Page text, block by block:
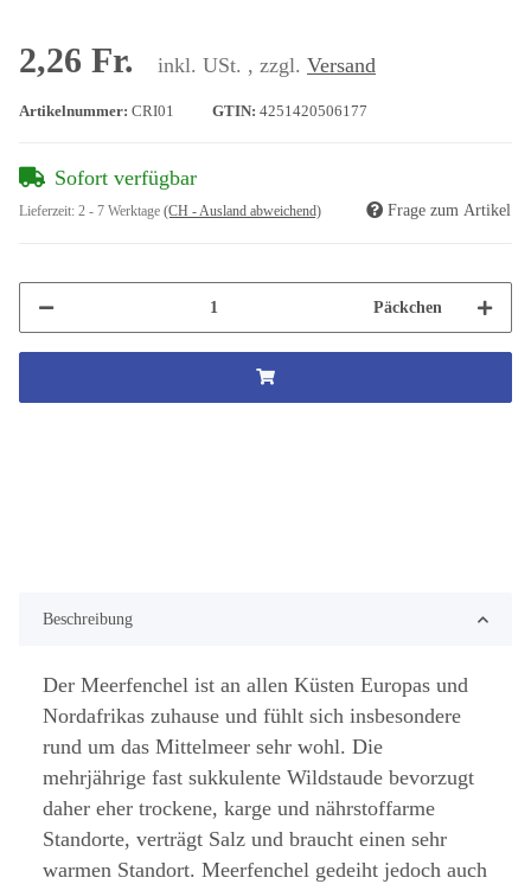
2,26 Fr. inkl. USt. , zzgl. Versand
Artikelnummer: CRI01 GTIN: 4251420506177
Sofort verfügbar
Lieferzeit: 2 - 7 Werktage (CH - Ausland abweichend) Frage zum Artikel
Päckchen
Beschreibung
Der Meerfenchel ist an allen Küsten Europas und
Nordafrikas zuhause und fühlt sich insbesondere
rund um das Mittelmeer sehr wohl. Die
mehrjährige fast sukkulente Wildstaude bevorzugt
daher eher trockene, karge und nährstoffarme
Standorte, verträgt Salz und braucht einen sehr
warmen Standort. Meerfenchel gedeiht jedoch auch